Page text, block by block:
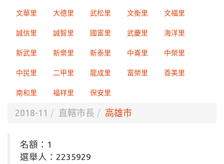
文華里 大德里 武松里 文衡里 文福里
誠信里 誠智里 國富里 武慶里 海洋里
新武里 新樂里 新泰里 中崙里 中榮里
中民里 二甲里 龍成里 富榮里 善美里
南和里 福祥里 保安里
2018-11 直轄市長 高雄市
名額：1
選舉人：2235929